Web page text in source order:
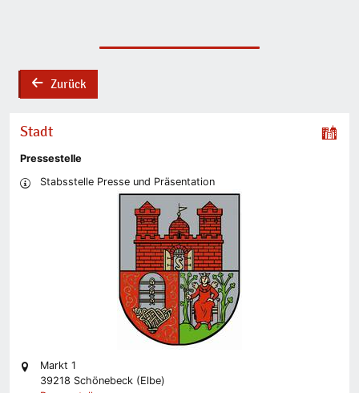
backZurück
Stadt
Pressestelle
Stabsstelle Presse und Präsentation
Markt 1
39218 Schönebeck (Elbe)